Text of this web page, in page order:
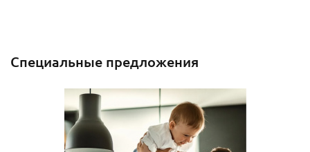
Специальные предложения